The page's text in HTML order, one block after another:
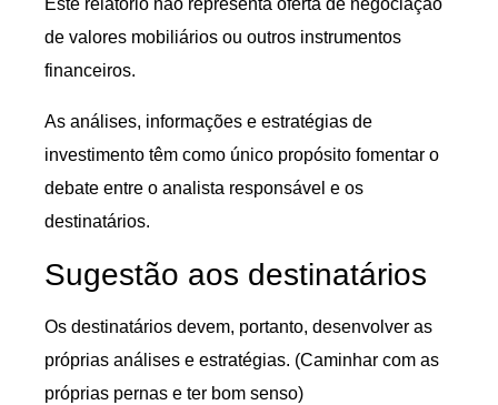
Este relatório não representa oferta de negociação
de valores mobiliários ou outros instrumentos
financeiros.
As análises, informações e estratégias de
investimento têm como único propósito fomentar o
debate entre o analista responsável e os
destinatários.
Sugestão aos destinatários
Os destinatários devem, portanto, desenvolver as
próprias análises e estratégias. (Caminhar com as
próprias pernas e ter bom senso)